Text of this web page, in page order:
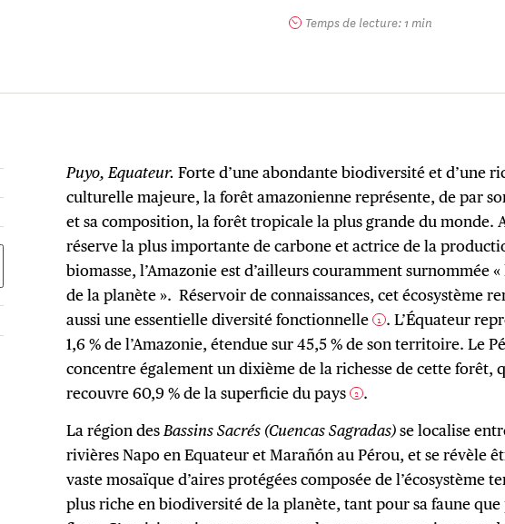
Temps de lecture: 1 min
Puyo, Equateur. Forte d’une abondante biodiversité et d’une
culturelle majeure, la forêt amazonienne représente, de par
et sa composition, la forêt tropicale la plus grande du monde.
réserve la plus importante de carbone et actrice de la
biomasse, l’Amazonie est d’ailleurs couramment surnommée
de la planète ». Réservoir de connaissances, cet écosystème
aussi une essentielle diversité fonctionnelle 1 . L’Équateur
1,6 % de l’Amazonie, étendue sur 45,5 % de son territoire. Le
concentre également un dixième de la richesse de cette forêt,
recouvre 60,9 % de la superficie du pays 2 .
La région des Bassins Sacrés (Cuencas Sagradas)se localise
rivières Napo en Equateur et Marañón au Pérou, et se révèle
vaste mosaïque d’aires protégées composée de l’écosystème
plus riche en biodiversité de la planète, tant pour sa faune que